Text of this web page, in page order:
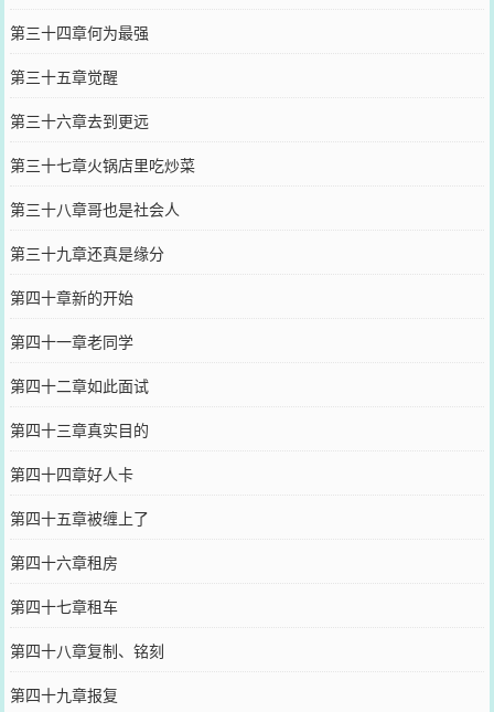
第三十四章何为最强
第三十五章觉醒
第三十六章去到更远
第三十七章火锅店里吃炒菜
第三十八章哥也是社会人
第三十九章还真是缘分
第四十章新的开始
第四十一章老同学
第四十二章如此面试
第四十三章真实目的
第四十四章好人卡
第四十五章被缠上了
第四十六章租房
第四十七章租车
第四十八章复制、铭刻
第四十九章报复